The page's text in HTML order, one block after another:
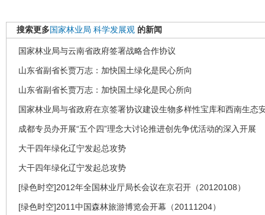
搜索更多国家林业局 科学发展观 的新闻
国家林业局与云南省政府签署战略合作协议
山东省副省长贾万志：加快国土绿化是民心所向
山东省副省长贾万志：加快国土绿化是民心所向
国家林业局与省政府在京签署协议建设生物多样性宝库和西南生态
成都专员办开展“五个四”理念大讨论推进创先争优活动的深入开展
大干四年绿化辽宁发起总攻势
大干四年绿化辽宁发起总攻势
[绿色时空]2012年全国林业厅局长会议在京召开（20120108）
[绿色时空]2011中国森林旅游博览会开幕（20111204）